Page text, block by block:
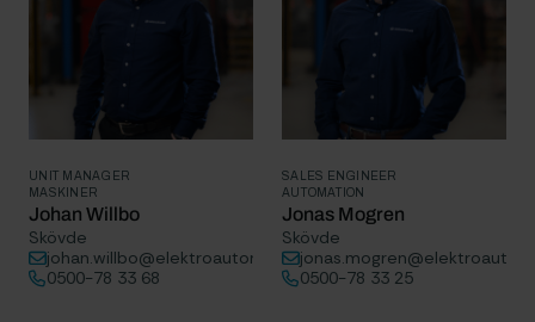
UNIT MANAGER
MASKINER
Johan Willbo
Skövde
johan.willbo@elektroautomatik.se
0500-78 33 68
SALES ENGINEER
AUTOMATION
Jonas Mogren
Skövde
0500-78 33 25